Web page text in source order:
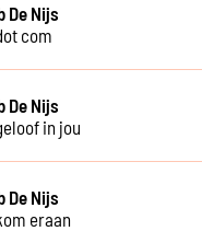
De Nijs
com
De Nijs
in jou
De Nijs
eraan